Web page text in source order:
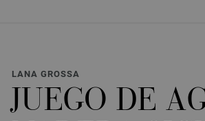
LANA GROSSA
JUEGO DE